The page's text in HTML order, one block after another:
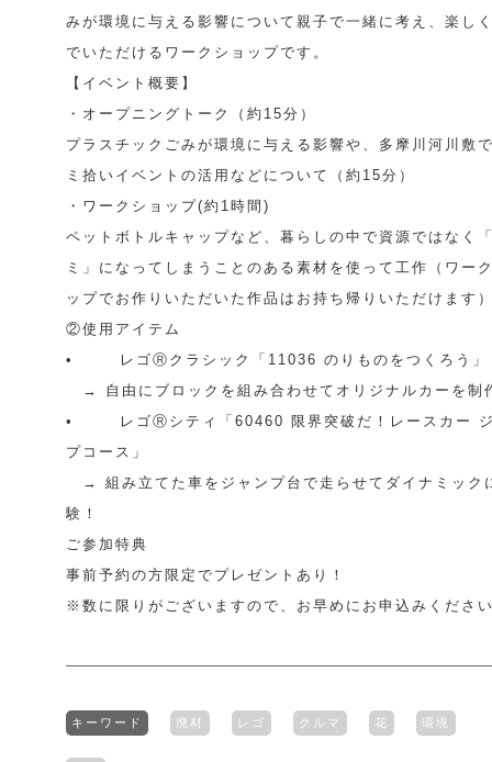
みが環境に与える影響について親子で一緒に考え、楽し
でいただけるワークショップです。
【イベント概要】
・オープニングトーク（約15分）
プラスチックごみが環境に与える影響や、多摩川河川敷
ミ拾いイベントの活用などについて（約15分）
・ワークショップ(約1時間)
ペットボトルキャップなど、暮らしの中で資源ではなく
ミ」になってしまうことのある素材を使って工作（ワー
ップでお作りいただいた作品はお持ち帰りいただけます
②使用アイテム
• レゴⓇクラシック「11036 のりものをつくろう」
→ 自由にブロックを組み合わせてオリジナルカーを制
• レゴⓇシティ「60460 限界突破だ！レースカー
プコース」
→ 組み立てた車をジャンプ台で走らせてダイナミック
験！
ご参加特典
事前予約の方限定でプレゼントあり！
※数に限りがございますので、お早めにお申込みくださ
キーワード 廃材 レゴ クルマ 花 環境